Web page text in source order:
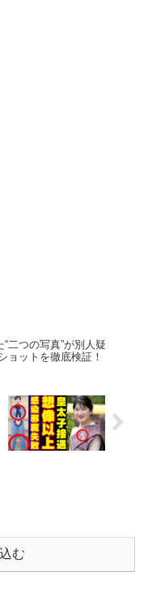
二つの写真”が別人疑
ョットを徹底検証！
む